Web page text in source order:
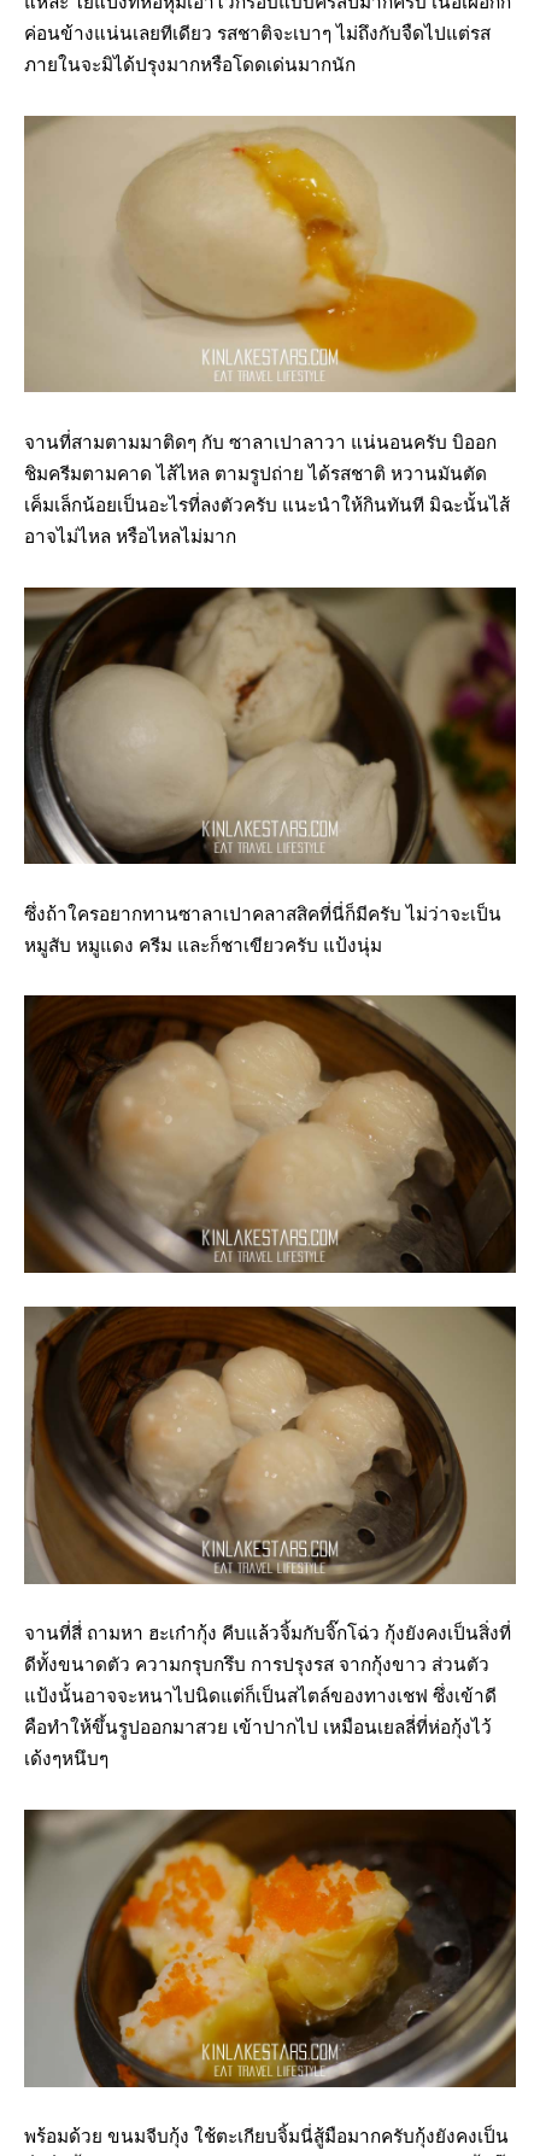
ค่อนข้างแน่นเลยทีเดียว รสชาติจะเบาๆ ไม่ถึงกับจืดไปแต่รส
ภายในจะมิได้ปรุงมากหรือโดดเด่นมากนัก
จานที่สามตามมาติดๆ กับ ซาลาเปาลาวา แน่นอนครับ บิออก
ชิมครีมตามคาด ไส้ไหล ตามรูปถ่าย ได้รสชาติ หวานมันตัด
เค็มเล็กน้อยเป็นอะไรที่ลงตัวครับ แนะนำให้กินทันที มิฉะนั้นไส้
อาจไม่ไหล หรือไหลไม่มาก
ซึ่งถ้าใครอยากทานซาลาเปาคลาสสิคที่นี่ก็มีครับ ไม่ว่าจะเป็น
หมูสับ หมูแดง ครีม และก็ชาเขียวครับ แป้งนุ่ม
จานที่สี่ ถามหา ฮะเก๋ากุ้ง คีบแล้วจิ้มกับจิ๊กโฉ่ว กุ้งยังคงเป็นสิ่งที่
ดีทั้งขนาดตัว ความกรุบกรึบ การปรุงรส จากกุ้งขาว ส่วนตัว
แป้งนั้นอาจจะหนาไปนิดแต่ก็เป็นสไตล์ของทางเชฟ ซึ่งเข้าดี
คือทำให้ขึ้นรูปออกมาสวย เข้าปากไป เหมือนเยลลี่ที่ห่อกุ้งไว้
เด้งๆหนึบๆ
พร้อมด้วย ขนมจีบกุ้ง ใช้ตะเกียบจิ้มนี่สู้มือมากครับกุ้งยังคงเป็น